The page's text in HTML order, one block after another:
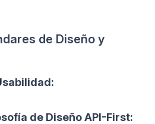
de Diseño y
de Diseño API-First: